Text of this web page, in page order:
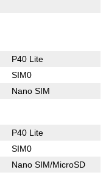
P40 Lite
SIM0
Nano SIM
P40 Lite
SIM0
Nano SIM/MicroSD